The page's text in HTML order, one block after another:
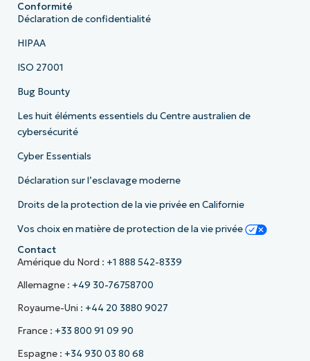
Conformité
Déclaration de confidentialité
HIPAA
ISO 27001
Bug Bounty
Les huit éléments essentiels du Centre australien de
cybersécurité
Cyber Essentials
Déclaration sur l’esclavage moderne
Droits de la protection de la vie privée en Californie
Vos choix en matière de protection de la vie privée
Contact
Amérique du Nord : +1 888 542-8339
Allemagne : +49 30-76758700
Royaume-Uni : +44 20 3880 9027
France : +33 800 91 09 90
Espagne : +34 930 03 80 68